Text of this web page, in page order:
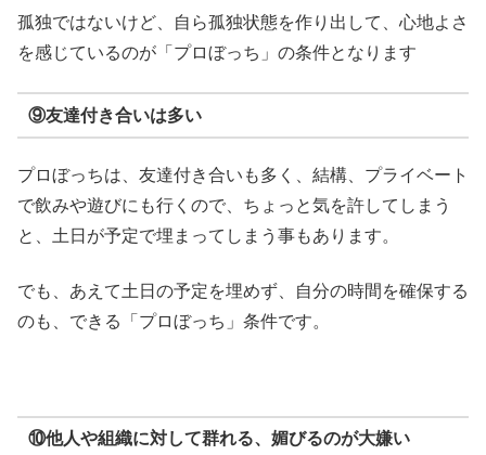
孤独ではないけど、自ら孤独状態を作り出して、心地よさ
を感じているのが「プロぼっち」の条件となります
⑨友達付き合いは多い
プロぼっちは、友達付き合いも多く、結構、プライベート
で飲みや遊びにも行くので、ちょっと気を許してしまう
と、土日が予定で埋まってしまう事もあります。
でも、あえて土日の予定を埋めず、自分の時間を確保する
のも、できる「プロぼっち」条件です。
⑩他人や組織に対して群れる、媚びるのが大嫌い